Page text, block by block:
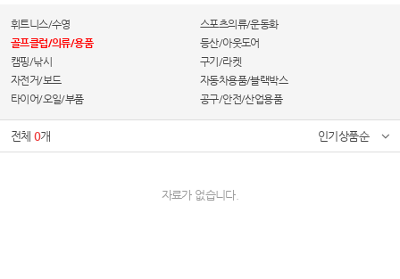
휘트니스/수영
스포츠의류/운동화
골프클럽/의류/용품
등산/아웃도어
캠핑/낚시
구기/라켓
자전거/보드
자동차용품/블랙박스
타이어/오일/부품
공구/안전/산업용품
전체0개 인기상품순
자료가 없습니다.